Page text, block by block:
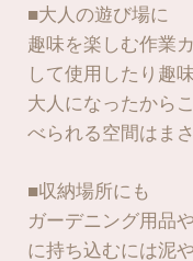
■大人の遊び場に
趣味を楽しむ作業
して使用したり趣
大人になったから
べられる空間はま
■収納場所にも
ガーデニング用品
に持ち込むには泥